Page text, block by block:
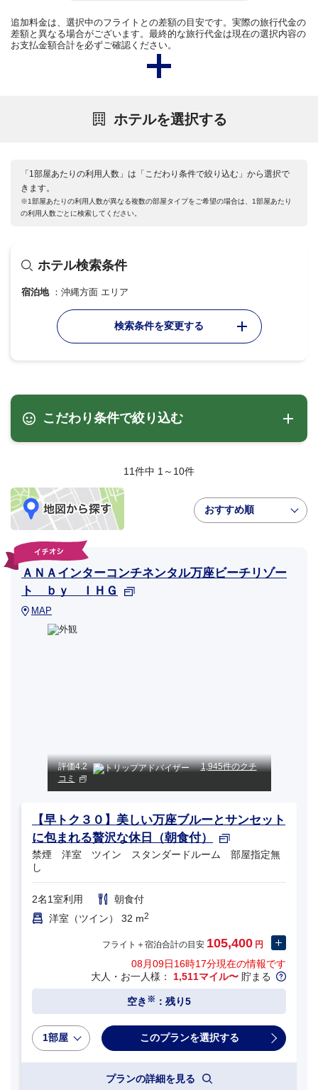
追加料金は、選択中のフライトとの差額の目安です。実際の旅行代金の
差額と異なる場合がございます。最終的な旅行代金は現在の選択内容の
お支払金額合計を必ずご確認ください。
ホテルを選択する
「1部屋あたりの利用人数」は「こだわり条件で絞り込む」から選択で
きます。
※1部屋あたりの利用人数が異なる複数の部屋タイプをご希望の場合は、1部屋あたり
の利用人数ごとに検索してください。
ホテル検索条件
宿泊地 沖縄方面 エリア
検索条件を変更する
こだわり条件で絞り込む
11件中 1～10件
おすすめ順
ＡＮＡインターコンチネンタル万座ビーチリゾー
ト ｂｙ ＩＨＧ
MAP
評価4.2
1,945件のクチ
コミ
【早トク３０】美しい万座ブルーとサンセット
に包まれる贅沢な休日（朝食付）
禁煙 洋室 ツイン スタンダードルーム 部屋指定無
し
2名1室利用
朝食付
洋室（ツイン） 32 m2
フライト＋宿泊合計の目安 105,400 円
08月09日16時17分現在の情報です
大人・お一人様： 1,511マイル〜 貯まる
空き ※ ：残り5
1部屋
プランの詳細を見る